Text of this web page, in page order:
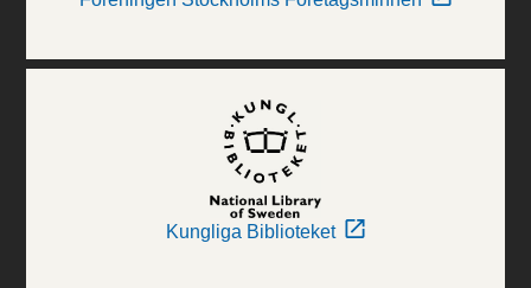
Kungliga Biblioteket